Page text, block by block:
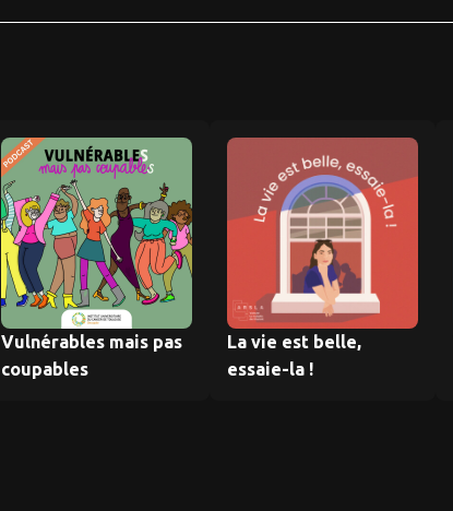
Vulnérables mais pas
coupables
La vie est belle,
essaie-la !